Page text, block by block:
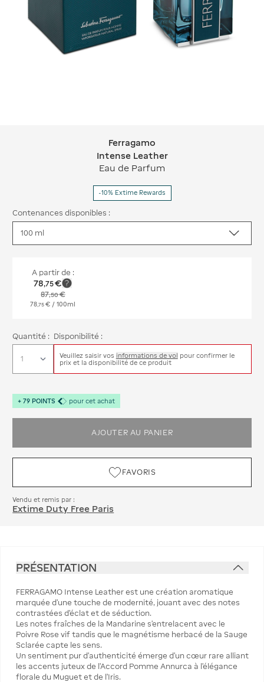
Ferragamo Intense Leather
Ferragamo
Intense Leather
Eau de Parfum
-10% Extime Rewards
Contenances disponibles :
A partir de :
78,75€
87,50€
78 75 € / 100ml
Quantité : Disponibilité :
Veuillez saisir vos informations de vol pour confirmer le
prix et la disponibilité de ce produit
+ 79 POINTS pour cet achat
AJOUTER AU PANIER
FAVORIS
Vendu et remis par :
Extime Duty Free Paris
PRÉSENTATION
FERRAGAMO Intense Leather est une création aromatique
marquée d’une touche de modernité, jouant avec des notes
contrastées d'éclat et de séduction.
Les notes fraîches de la Mandarine s'entrelacent avec le
Poivre Rose vif tandis que le magnétisme herbacé de la Sauge
Sclarée capte les sens.
Un sentiment pur d'authenticité émerge d'un cœur rare alliant
les accents juteux de l'Accord Pomme Annurca à l'élégance
florale du Muguet et de l'Iris.